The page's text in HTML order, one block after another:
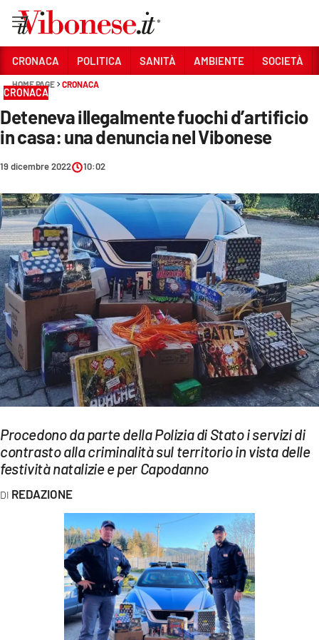
Sezioni
CRONACA
POLITICA
SANITÀ
AMBIENTE
SOCIETÀ
CULTURA
ECONOMIA E LAVORO
EVENTI
SPORT
Streaming
LAC NETWORK
LACPLAY.IT
LACONAIR.IT
CRONACA POLITICA SANITÀ AMBIENTE SOCIETÀ
HOME PAGE CRONACA
CRONACA
Deteneva illegalmente fuochi d’artificio
in casa: una denuncia nel Vibonese
19 dicembre 2022 10:02
Procedono da parte della Polizia di Stato i servizi di
contrasto alla criminalità sul territorio in vista delle
festività natalizie e per Capodanno
REDAZIONE